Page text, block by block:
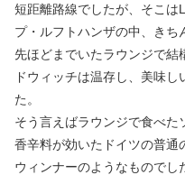
短距離路線でしたが、そこは
プ・ルフトハンザの中、きち
先ほどまでいたラウンジで結
ドウィッチは温存し、美味
た。
そう言えばラウンジで食べた
香辛料が効いたドイツの普通
ウィンナーのようなもので